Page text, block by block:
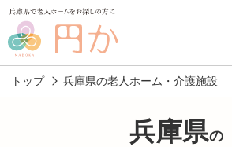
トップ 兵庫県の老人ホーム・介護施設
兵庫県の